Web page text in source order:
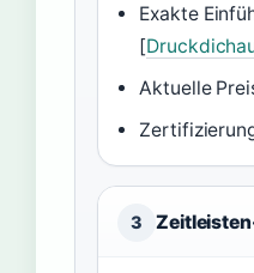
Exakte
[
Aktuelle
3